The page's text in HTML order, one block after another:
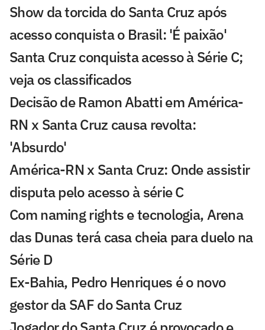
Show da torcida do Santa Cruz após
acesso conquista o Brasil: 'É paixão'
Santa Cruz conquista acesso à Série C;
veja os classificados
Decisão de Ramon Abatti em América-
RN x Santa Cruz causa revolta:
'Absurdo'
América-RN x Santa Cruz: Onde assistir
disputa pelo acesso à série C
Com naming rights e tecnologia, Arena
das Dunas terá casa cheia para duelo na
Série D
Ex-Bahia, Pedro Henriques é o novo
gestor da SAF do Santa Cruz